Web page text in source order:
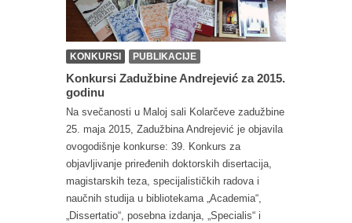
KONKURSI PUBLIKACIJE
Konkursi Zadužbine Andrejević za 2015.
godinu
Na svečanosti u Maloj sali Kolarčeve zadužbine
25. maja 2015, Zadužbina Andrejević je objavila
ovogodišnje konkurse: 39. Konkurs za
objavljivanje priređenih doktorskih disertacija,
magistarskih teza, specijalističkih radova i
naučnih studija u bibliotekama „Academia“,
„Dissertatio“, posebna izdanja, „Specialis“ i